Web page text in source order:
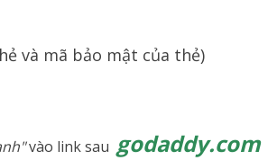
và mã bảo mật của thẻ)
vào link sau godaddy.com